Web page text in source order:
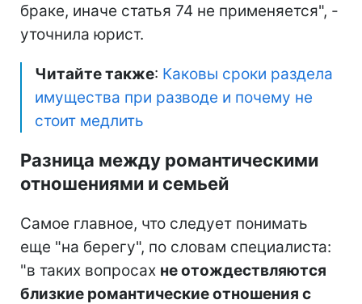
браке, иначе статья 74 не применяется", -
уточнила юрист.
Читайте также: Каковы сроки раздела
имущества при разводе и почему не
стоит медлить
Разница между романтическими
отношениями и семьей
Самое главное, что следует понимать
еще "на берегу", по словам специалиста:
"в таких вопросах не отождествляются
близкие романтические отношения с